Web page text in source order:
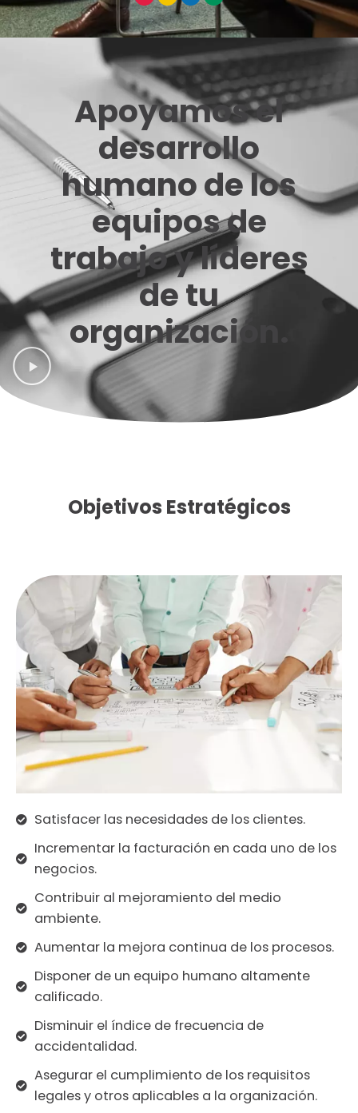
Apoyamos el
desarrollo
humano de los
equipos de
trabajo y líderes
de tu
organización.
Objetivos Estratégicos
Satisfacer las necesidades de los clientes.
Incrementar la facturación en cada uno de los
negocios.
Contribuir al mejoramiento del medio
ambiente.
Aumentar la mejora continua de los procesos.
Disponer de un equipo humano altamente
calificado.
Disminuir el índice de frecuencia de
accidentalidad.
Asegurar el cumplimiento de los requisitos
legales y otros aplicables a la organización.